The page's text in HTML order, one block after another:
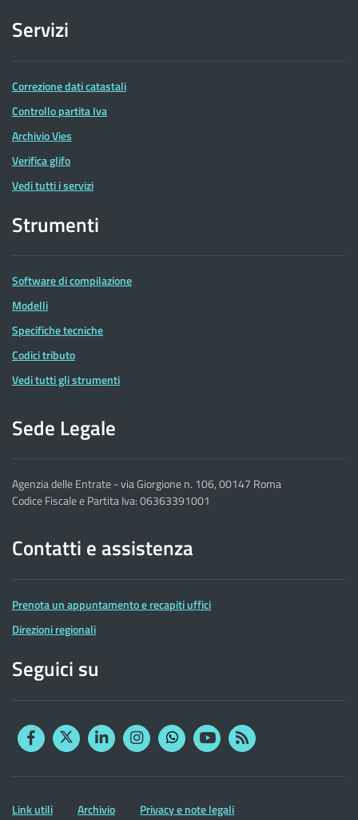
Servizi
Correzione dati catastali
Controllo partita Iva
Archivio Vies
Verifica glifo
Vedi tutti i servizi
Strumenti
Software di compilazione
Modelli
Specifiche tecniche
Codici tributo
Vedi tutti gli strumenti
Sede Legale
Agenzia delle Entrate - via Giorgione n. 106, 00147 Roma
Codice Fiscale e Partita Iva: 06363391001
Contatti e assistenza
Prenota un appuntamento e recapiti uffici
Direzioni regionali
Seguici su
FacebookTwitterLinkedinInstagram
YouTubeRSS
Altre
Link utili Archivio Privacy e note legali